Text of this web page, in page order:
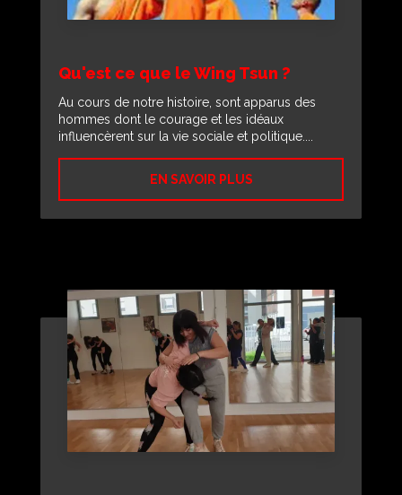
Qu'est ce que le Wing Tsun ?
Au cours de notre histoire, sont apparus des
hommes dont le courage et les idéaux
influencèrent sur la vie sociale et politique....
EN SAVOIR PLUS